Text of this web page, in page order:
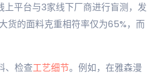
平台与3家线下厂商进行盲测，发
货的面料克重相符率仅为65%，而
、检查工艺细节。例如，在雅森漫